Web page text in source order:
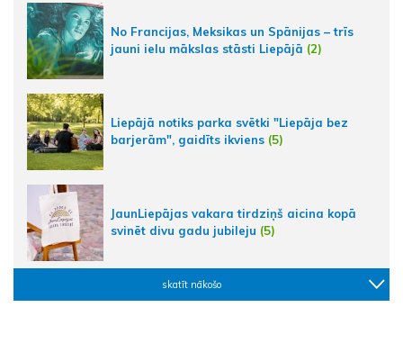
No Francijas, Meksikas un Spānijas – trīs
jauni ielu mākslas stāsti Liepājā (2)
Liepājā notiks parka svētki "Liepāja bez
barjerām", gaidīts ikviens (5)
JaunLiepājas vakara tirdziņš aicina kopā
svinēt divu gadu jubileju (5)
skatīt nākošo